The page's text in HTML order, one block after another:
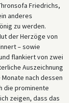
Friedrichs,
anderes
zu werden.
der Herzöge von
– sowie
flankiert von zwei
Auszeichnung
Monate nach dessen
die prominente
zeigen, dass das